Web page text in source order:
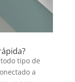
tipo de
a